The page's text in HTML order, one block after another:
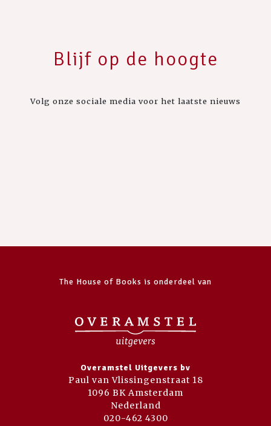
Blijf op de hoogte
Volg onze sociale media voor het laatste nieuws
The House of Books is onderdeel van
Overamstel Uitgevers bv
Paul van Vlissingenstraat 18
1096 BK Amsterdam
Nederland
020-462 4300